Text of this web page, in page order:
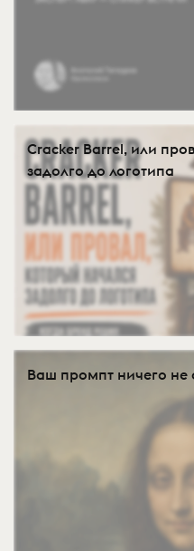
Cracker Barrel, или
задолго до логотипа
Ваш промпт ничего не